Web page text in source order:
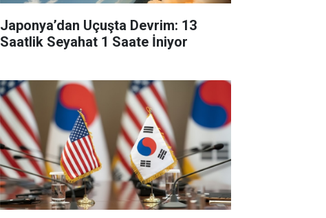
Japonya’dan Uçuşta Devrim: 13
Saatlik Seyahat 1 Saate İniyor